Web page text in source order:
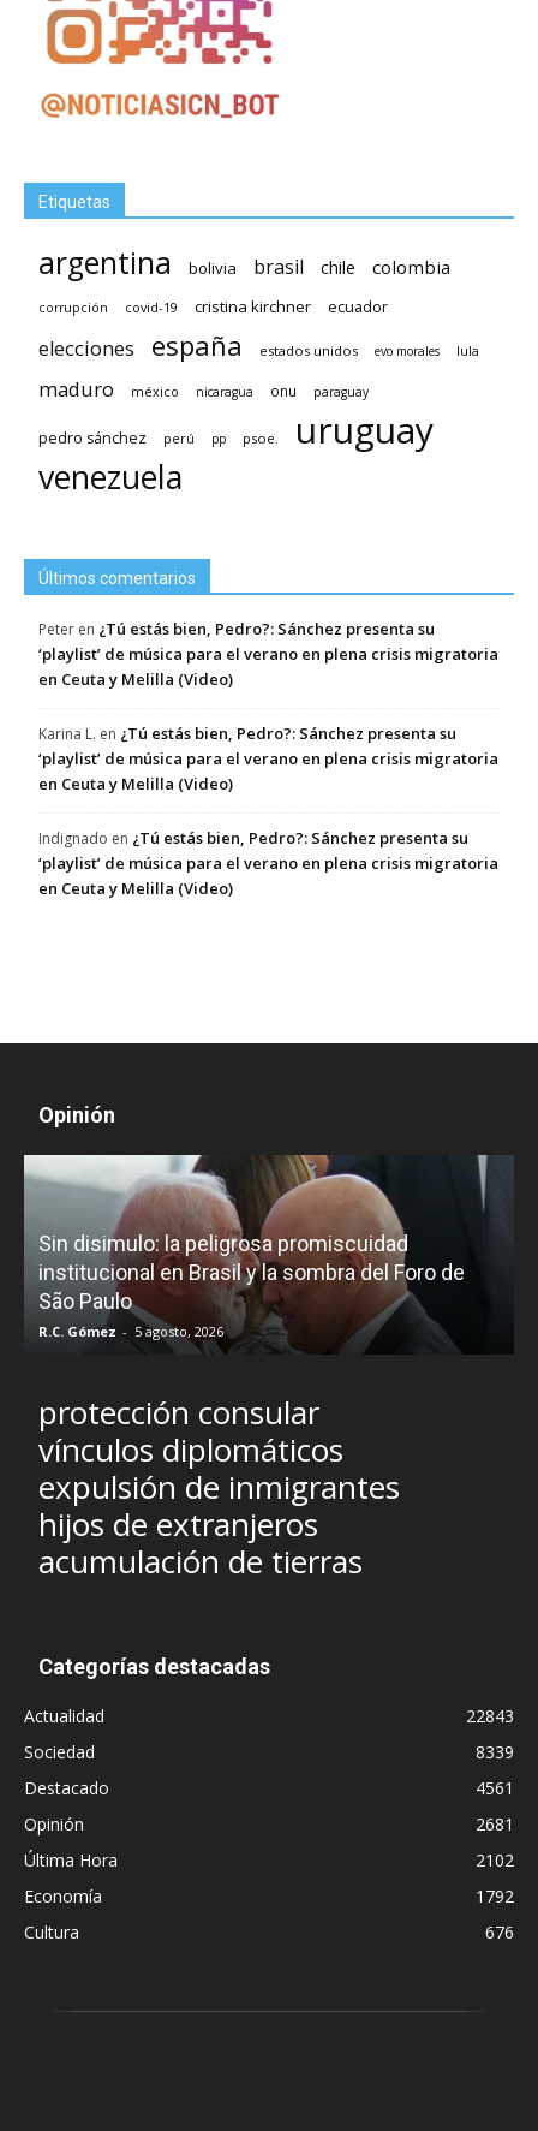
Etiquetas
argentina bolivia brasil chile colombia
corrupción covid-19 cristina kirchner ecuador
elecciones españa estados unidos evo morales lula
maduro méxico nicaragua onu paraguay
pedro sánchez perú pp psoe. uruguay
venezuela
Últimos comentarios
Peter en ¿Tú estás bien, Pedro?: Sánchez presenta su
‘playlist’ de música para el verano en plena crisis migratoria
en Ceuta y Melilla (Video)
Karina L. en ¿Tú estás bien, Pedro?: Sánchez presenta su
‘playlist’ de música para el verano en plena crisis migratoria
en Ceuta y Melilla (Video)
Indignado en ¿Tú estás bien, Pedro?: Sánchez presenta su
‘playlist’ de música para el verano en plena crisis migratoria
en Ceuta y Melilla (Video)
Opinión
Sin disimulo: la peligrosa promiscuidad
institucional en Brasil y la sombra del Foro de
São Paulo
R.C. Gómez - 5 agosto, 2026
protección consular
vínculos diplomáticos
expulsión de inmigrantes
hijos de extranjeros
acumulación de tierras
Categorías destacadas
Actualidad
22843
Sociedad
8339
Destacado
4561
Opinión
2681
Última Hora
2102
Economía
1792
Cultura
676